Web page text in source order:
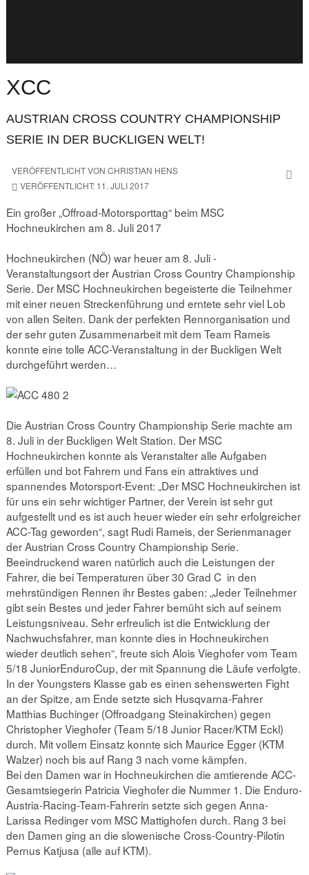
XCC
AUSTRIAN CROSS COUNTRY CHAMPIONSHIP
SERIE IN DER BUCKLIGEN WELT!
VERÖFFENTLICHT VON CHRISTIAN HENS
VERÖFFENTLICHT: 11. JULI 2017
Ein großer „Offroad-Motorsporttag“ beim MSC
Hochneukirchen am 8. Juli 2017
Hochneukirchen (NÖ) war heuer am 8. Juli -
Veranstaltungsort der Austrian Cross Country Championship
Serie. Der MSC Hochneukirchen begeisterte die Teilnehmer
mit einer neuen Streckenführung und erntete sehr viel Lob
von allen Seiten. Dank der perfekten Rennorganisation und
der sehr guten Zusammenarbeit mit dem Team Rameis
konnte eine tolle ACC-Veranstaltung in der Buckligen Welt
durchgeführt werden…
Die Austrian Cross Country Championship Serie machte am
8. Juli in der Buckligen Welt Station. Der MSC
Hochneukirchen konnte als Veranstalter alle Aufgaben
erfüllen und bot Fahrern und Fans ein attraktives und
spannendes Motorsport-Event: „Der MSC Hochneukirchen ist
für uns ein sehr wichtiger Partner, der Verein ist sehr gut
aufgestellt und es ist auch heuer wieder ein sehr erfolgreicher
ACC-Tag geworden“, sagt Rudi Rameis, der Serienmanager
der Austrian Cross Country Championship Serie.
Beeindruckend waren natürlich auch die Leistungen der
Fahrer, die bei Temperaturen über 30 Grad C in den
mehrstündigen Rennen ihr Bestes gaben: „Jeder Teilnehmer
gibt sein Bestes und jeder Fahrer bemüht sich auf seinem
Leistungsniveau. Sehr erfreulich ist die Entwicklung der
Nachwuchsfahrer, man konnte dies in Hochneukirchen
wieder deutlich sehen“, freute sich Alois Vieghofer vom Team
5/18 JuniorEnduroCup, der mit Spannung die Läufe verfolgte.
In der Youngsters Klasse gab es einen sehenswerten Fight
an der Spitze, am Ende setzte sich Husqvarna-Fahrer
Matthias Buchinger (Offroadgang Steinakirchen) gegen
Christopher Vieghofer (Team 5/18 Junior Racer/KTM Eckl)
durch. Mit vollem Einsatz konnte sich Maurice Egger (KTM
Walzer) noch bis auf Rang 3 nach vorne kämpfen.
Bei den Damen war in Hochneukirchen die amtierende ACC-
Gesamtsiegerin Patricia Vieghofer die Nummer 1. Die Enduro-
Austria-Racing-Team-Fahrerin setzte sich gegen Anna-
Larissa Redinger vom MSC Mattighofen durch. Rang 3 bei
den Damen ging an die slowenische Cross-Country-Pilotin
Pernus Katjusa (alle auf KTM).